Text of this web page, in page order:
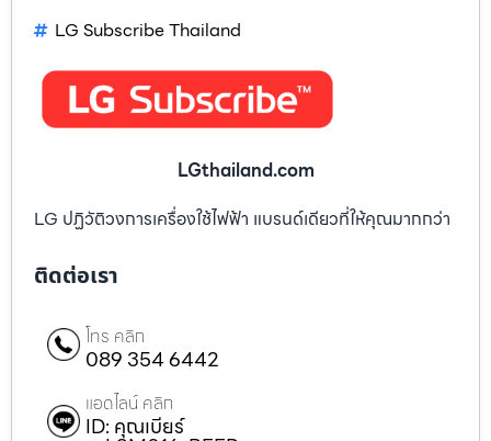
LG Subscribe Thailand
LGthailand.com
LG ปฏิวัติวงการเครื่องใช้ไฟฟ้า แบรนด์เดียวที่ให้คุณมากกว่า
ติดต่อเรา
โทร คลิก
089 354 6442
แอดไลน์ คลิก
ID: คุณเบียร์